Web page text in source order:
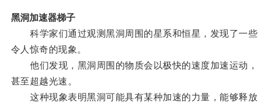
黑洞加速器梯子
科学家们通过观测黑洞周围的星系和恒星，发现了一些
令人惊奇的现象。
他们发现，黑洞周围的物质会以极快的速度加速运动，
甚至超越光速。
这种现象表明黑洞可能具有某种加速的力量，能够释放